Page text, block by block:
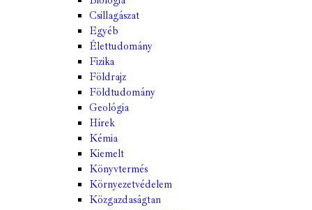
Csillagászat
Egyéb
Élettudomány
Fizika
Földrajz
Földtudomány
Geológia
Hírek
Kémia
Kiemelt
Könyvtermés
Környezetvédelem
Közgazdaságtan